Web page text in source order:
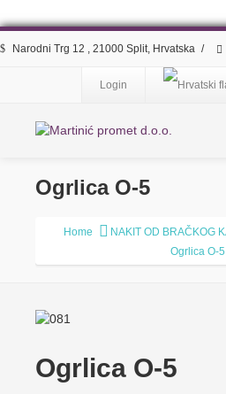
Narodni Trg 12 , 21000 Split, Hrvatska /
Login
Ogrlica O-5
Home NAKIT OD BRAČKOG
Ogrlica O-5
Ogrlica O-5